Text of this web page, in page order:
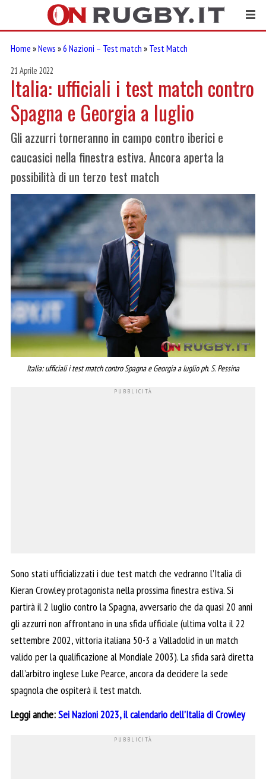
Home »News »6 Nazioni – Test match » Test Match
21 Aprile 2022
Italia: ufficiali i test match contro
Spagna e Georgia a luglio
Gli azzurri torneranno in campo contro iberici e
caucasici nella finestra estiva. Ancora aperta la
possibilità di un terzo test match
Italia: ufficiali i test match contro Spagna e Georgia a luglio ph. S. Pessina
Sono stati ufficializzati i due test match che vedranno l’Italia di
Kieran Crowley protagonista nella prossima finestra estiva. Si
partirà il 2 luglio contro la Spagna, avversario che da quasi 20 anni
gli azzurri non affrontano in una sfida ufficiale (ultima volta il 22
settembre 2002, vittoria italiana 50-3 a Valladolid in un match
valido per la qualificazione al Mondiale 2003). La sfida sarà diretta
dall’arbitro inglese Luke Pearce, ancora da decidere la sede
spagnola che ospiterà il test match.
Leggi anche:Sei Nazioni 2023, il calendario dell’Italia di Crowley